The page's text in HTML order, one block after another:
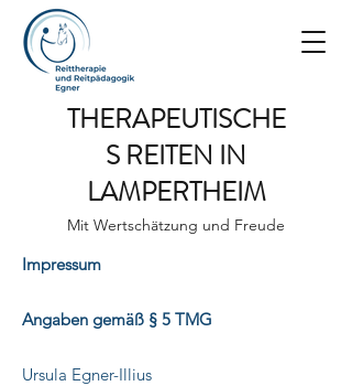
THERAPEUTISCHE
S REITEN IN
LAMPERTHEIM
Mit Wertschätzung und Freude
Impressum
Angaben gemäß § 5 TMG
Ursula Egner-Illius